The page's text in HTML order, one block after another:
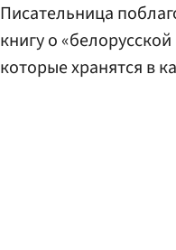
Писательница
книгу о
которые хранятся в